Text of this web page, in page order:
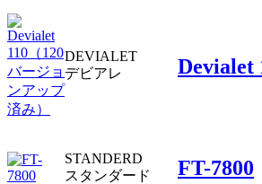
DEVIALET
デビアレ
Devialet
STANDERD
スタンダード
FT-7800